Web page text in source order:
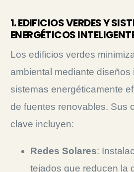
1. EDIFICIOS VERDES Y
ENERGÉTICOS
Los edificios verdes
ambiental mediante diseños
sistemas energéticamente
de fuentes renovables. Sus
clave incluyen:
Redes Solares:
tejados que reducen la